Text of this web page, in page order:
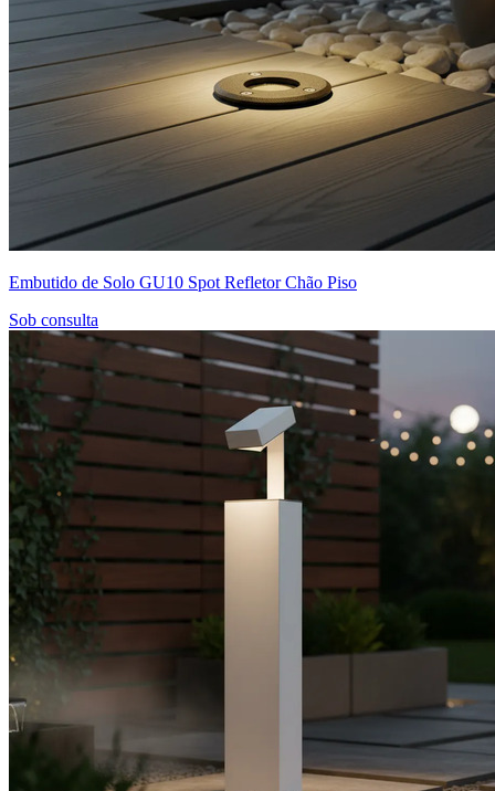
Embutido de Solo GU10 Spot Refletor Chão Piso
Sob consulta